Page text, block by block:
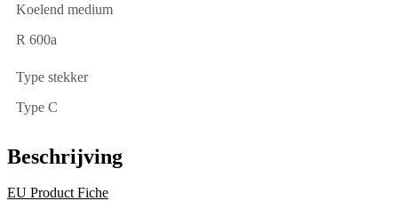
Koelend medium
R 600a
Type stekker
Type C
Beschrijving
EU Product Fiche